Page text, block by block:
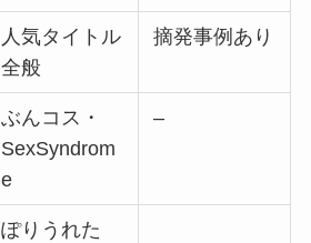
人気タイトル
全般
摘発事例あり
ぶんコス・
SexSyndrom
e
–
ぽりうれた